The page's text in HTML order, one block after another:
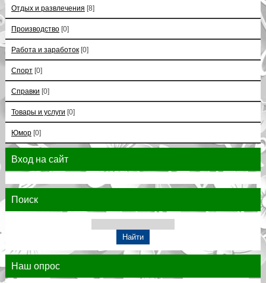
Отдых и развлечения [8]
Производство [0]
Работа и заработок [0]
Спорт [0]
Справки [0]
Товары и услуги [0]
Юмор [0]
Вход на сайт
Поиск
Наш опрос